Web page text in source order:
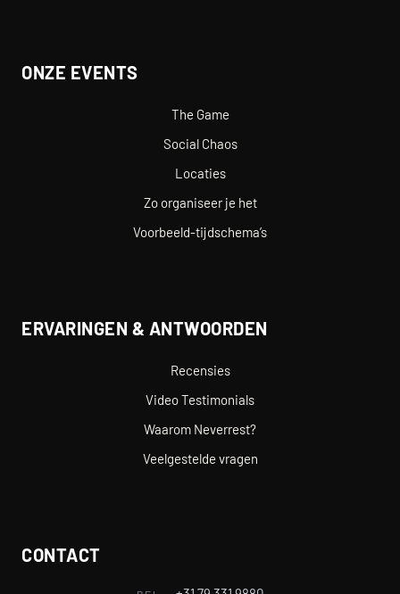
ONZE EVENTS
The Game
Social Chaos
Locaties
Zo organiseer je het
Voorbeeld-tijdschema’s
ERVARINGEN & ANTWOORDEN
Recensies
Video Testimonials
Waarom Neverrest?
Veelgestelde vragen
CONTACT